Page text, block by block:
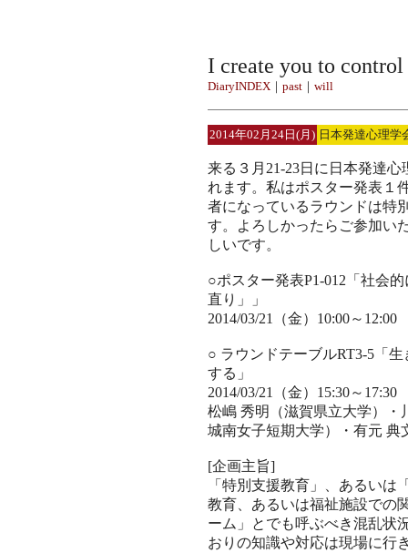
I create you to control
DiaryINDEX ｜ past ｜ will
2014年02月24日(月) 日本発達心理学
来る３月21-23日に日本発達
れます。私はポスター発表１
者になっているラウンドは特
す。よろしかったらご参加い
しいです。
○ポスター発表P1-012「社会
直り」」
2014/03/21（金）10:00～
○ ラウンドテーブルRT3-5「
する」
2014/03/21（金）15:30～
松嶋 秀明（滋賀県立大学）・
城南女子短期大学）・有元 典
[企画主旨]
「特別支援教育」、あるい
教育、あるいは福祉施設での
ーム」とでも呼ぶべき混乱状
おりの知識や対応は現場に行